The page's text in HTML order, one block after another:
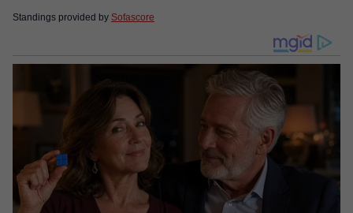
Standings provided by Sofascore